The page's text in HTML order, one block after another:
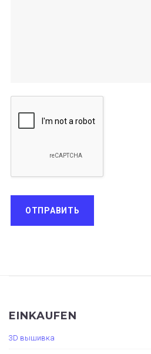
EINKAUFEN
3D вышивка